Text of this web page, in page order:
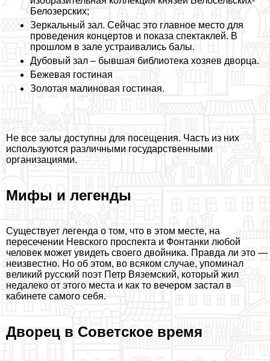
Белозерских;
Зеркальный зал. Сейчас это главное место для
проведения концертов и показа спектаклей. В
прошлом в зале устраивались балы.
Дубовый зал – бывшая библиотека хозяев дворца.
Бежевая гостиная
Золотая малиновая гостиная.
Не все залы доступны для посещения. Часть из них
используются различными государственными
организациями.
Мифы и легенды
Существует легенда о том, что в этом месте, на
пересечении Невского проспекта и Фонтанки любой
человек может увидеть своего двойника. Правда ли это —
неизвестно. Но об этом, во всяком случае, упоминал
великий русский поэт Петр Вяземский, который жил
недалеко от этого места и как то вечером застал в
кабинете самого себя.
Дворец в Советское время